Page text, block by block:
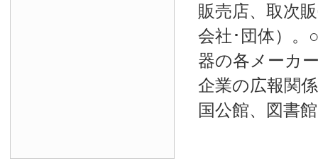
販売店、取次
会社･団体）。
器の各メーカ
企業の広報関
国公館、図書